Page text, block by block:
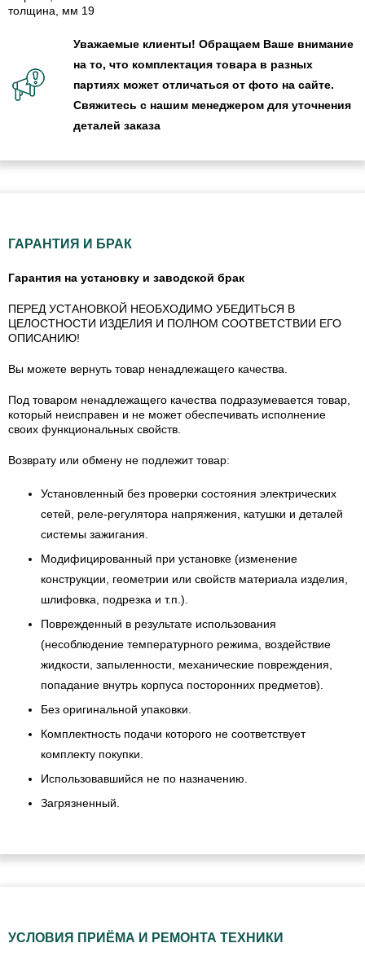
толщина, мм 19
Уважаемые клиенты! Обращаем Ваше внимание
на то, что комплектация товара в разных
партиях может отличаться от фото на сайте.
Свяжитесь с нашим менеджером для уточнения
деталей заказа
ГАРАНТИЯ И БРАК
Гарантия на установку и заводской брак
ПЕРЕД УСТАНОВКОЙ НЕОБХОДИМО УБЕДИТЬСЯ В
ЦЕЛОСТНОСТИ ИЗДЕЛИЯ И ПОЛНОМ СООТВЕТСТВИИ ЕГО
ОПИСАНИЮ!
Вы можете вернуть товар ненадлежащего качества.
Под товаром ненадлежащего качества подразумевается товар,
который неисправен и не может обеспечивать исполнение
своих функциональных свойств.
Возврату или обмену не подлежит товар:
Установленный без проверки состояния электрических
сетей, реле-регулятора напряжения, катушки и деталей
системы зажигания.
Модифицированный при установке (изменение
конструкции, геометрии или свойств материала изделия,
шлифовка, подрезка и т.п.).
Поврежденный в результате использования
(несоблюдение температурного режима, воздействие
жидкости, запыленности, механические повреждения,
попадание внутрь корпуса посторонних предметов).
Без оригинальной упаковки.
Комплектность подачи которого не соответствует
комплекту покупки.
Использовавшийся не по назначению.
Загрязненный.
УСЛОВИЯ ПРИЁМА И РЕМОНТА ТЕХНИКИ